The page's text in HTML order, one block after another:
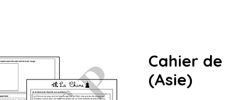
Cahier de
(Asie)